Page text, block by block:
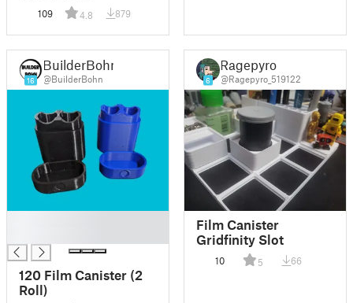
109 4.8 879
16
BuilderBohn
@BuilderBohn
120 Film Canister (2
Roll)
6
Ragepyro
@Ragepyro_519122
Film Canister
Gridfinity Slot
10 5 66